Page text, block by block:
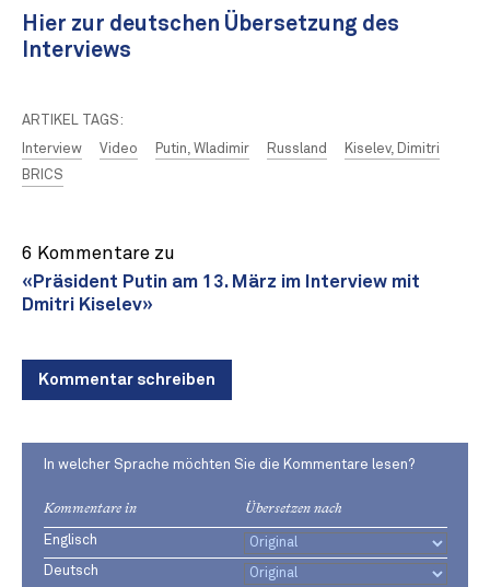
Hier zur deutschen Übersetzung des
Interviews
ARTIKEL TAGS:
Interview
Video Putin, Wladimir Russland
Kiselev, Dimitri
BRICS
6 Kommentare zu
«Präsident Putin am 13. März im Interview mit
Dmitri Kiselev»
Kommentar schreiben
In welcher Sprache möchten Sie die Kommentare lesen?
Kommentare in Übersetzen nach
Englisch
Deutsch